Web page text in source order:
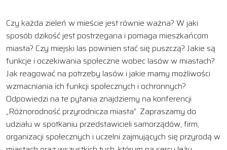
Czy każda zieleń w mieście jest równie ważna? W jaki
sposób dzikość jest postrzegana i pomaga mieszkańcom
miasta? Czy miejski las powinien stać się puszczą? Jakie są
funkcje i oczekiwania społeczne wobec lasów w miastach?
Jak reagować na potrzeby lasów i jakie mamy możliwości
wzmacniania ich funkcji społecznych i ochronnych?
Odpowiedzi na te pytania znajdziemy na konferencji
„Różnorodność przyrodnicza miasta”. Zapraszamy do
udziału w spotkaniu przedstawicieli samorządów, firm,
organizacji społecznych i uczelni zajmujących się przyrodą w